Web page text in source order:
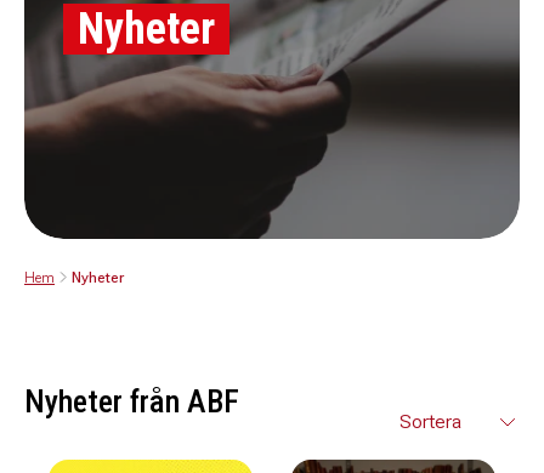
Nyheter
Hem Nyheter
Nyheter från ABF